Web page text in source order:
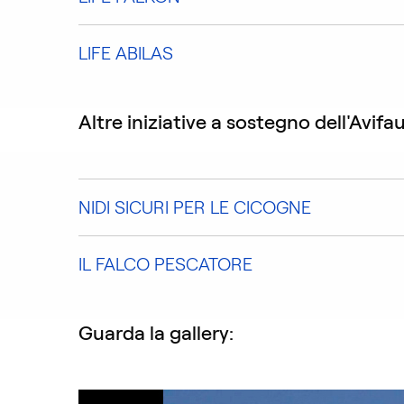
LIFE ABILAS
Altre iniziative a sostegno
NIDI SICURI PER LE CICOGNE
IL FALCO PESCATORE
Guarda la gallery: